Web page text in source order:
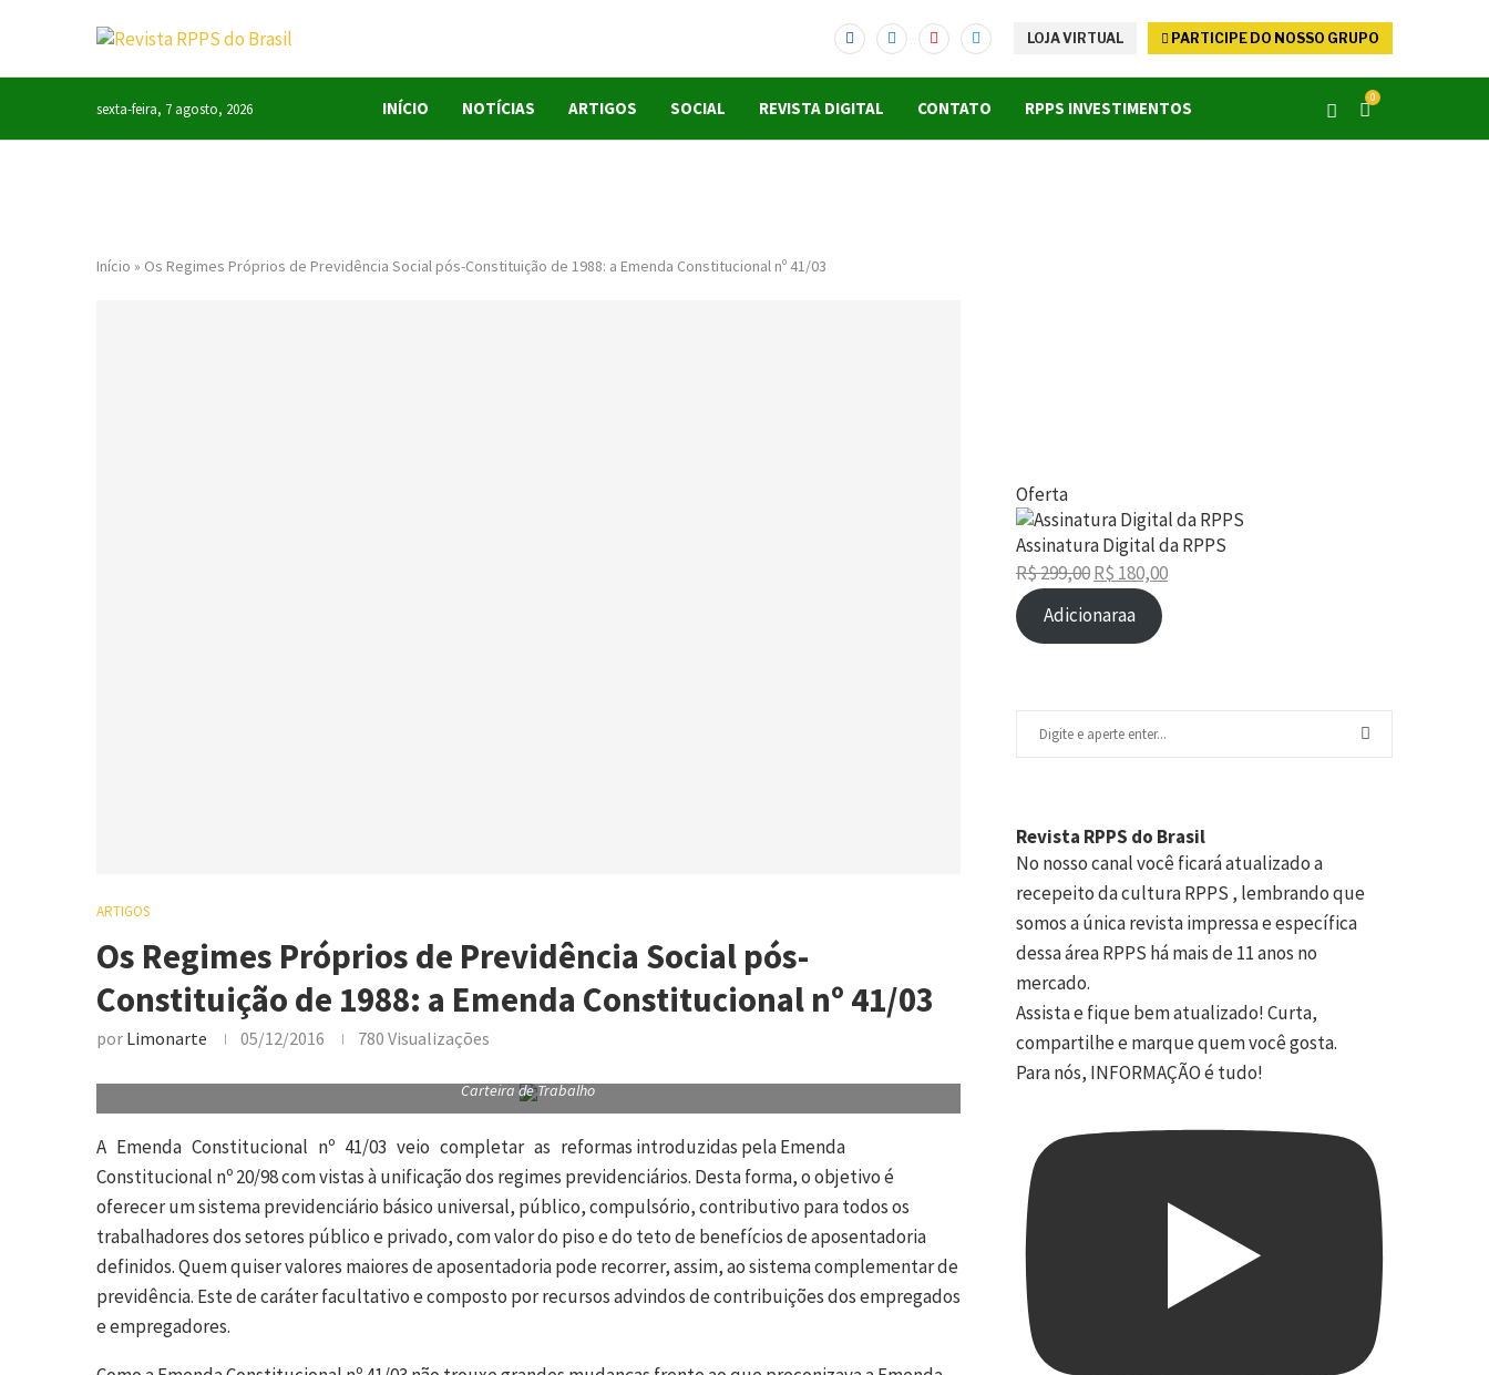
LOJA VIRTUAL PARTICIPE DO NOSSO GRUPO
sexta-feira, 7 agosto, 2026 INÍCIO NOTÍCIAS ARTIGOS SOCIAL REVISTA DIGITAL CONTATO RPPS INVESTIMENTOS
0
Início » Os Regimes Próprios de Previdência Social pós-Constituição de 1988: a Emenda Constitucional nº 41/03
ARTIGOS
Os Regimes Próprios de Previdência Social pós-
Constituição de 1988: a Emenda Constitucional nº 41/03
por Limonarte 05/12/2016 780 Visualizações
Carteira de Trabalho
A Emenda Constitucional nº 41/03 veio completar as reformas introduzidas pela Emenda
Constitucional nº 20/98 com vistas à unificação dos regimes previdenciários. Desta forma, o objetivo é
oferecer um sistema previdenciário básico universal, público, compulsório, contributivo para todos os
trabalhadores dos setores público e privado, com valor do piso e do teto de benefícios de aposentadoria
definidos. Quem quiser valores maiores de aposentadoria pode recorrer, assim, ao sistema complementar de
previdência. Este de caráter facultativo e composto por recursos advindos de contribuições dos empregados
e empregadores.
Oferta
Assinatura Digital da RPPS
R$299,00R$ 180,00
Adicionaraa
Revista RPPS do Brasil
No nosso canal você ficará atualizado a
recepeito da cultura RPPS , lembrando que
somos a única revista impressa e específica
dessa área RPPS há mais de 11 anos no
mercado.
Assista e fique bem atualizado! Curta,
compartilhe e marque quem você gosta.
Para nós, INFORMAÇÃO é tudo!